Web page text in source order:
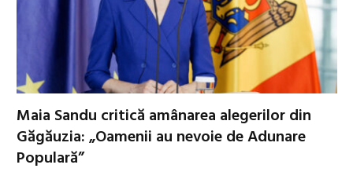
Maia Sandu critică amânarea alegerilor din
Găgăuzia: „Oamenii au nevoie de Adunare
Populară”